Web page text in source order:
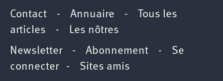
Contact - Annuaire -
Tous les
articles - Les nôtres
Newsletter- Abonnement - Se
connecter- Sites amis